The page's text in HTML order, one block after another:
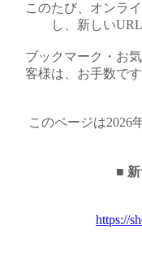
このたび、オンラ
し、新しい
ブックマーク・お
客様は、お手数で
このページは2026
■
https://